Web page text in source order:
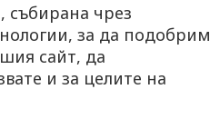
чрез
за да подобрим
сайт, да
и за целите на